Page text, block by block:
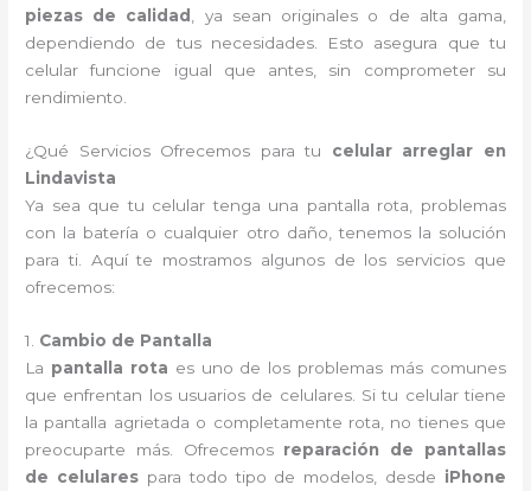
piezas de calidad , ya sean originales o de alta gama,
dependiendo de tus necesidades. Esto asegura que tu
celular funcione igual que antes, sin comprometer su
rendimiento.
¿Qué Servicios Ofrecemos para tu celular arreglar en
Lindavista
Ya sea que tu celular tenga una pantalla rota, problemas
con la batería o cualquier otro daño, tenemos la solución
para ti. Aquí te mostramos algunos de los servicios que
ofrecemos:
1. Cambio de Pantalla
La pantalla rota es uno de los problemas más comunes
que enfrentan los usuarios de celulares. Si tu celular tiene
la pantalla agrietada o completamente rota, no tienes que
preocuparte más. Ofrecemos reparación de pantallas
de celularespara todo tipo de modelos, desde iPhone